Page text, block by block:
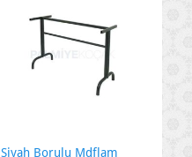
Siyah Borulu Mdflam